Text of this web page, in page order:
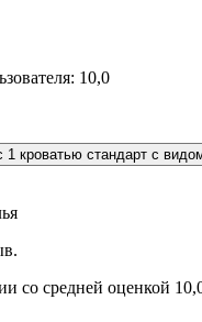
10,0
кроватью стандарт с
со средней оценкой